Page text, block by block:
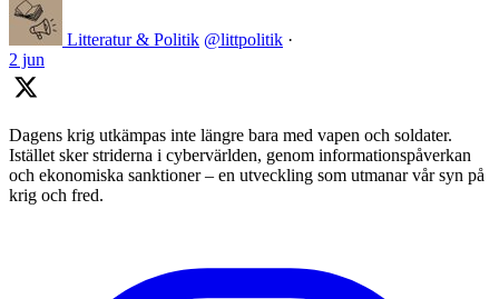
Litteratur & Politik @littpolitik ·
2 jun
Dagens krig utkämpas inte längre bara med vapen och soldater.
Istället sker striderna i cybervärlden, genom informationspåverkan
och ekonomiska sanktioner – en utveckling som utmanar vår syn på
krig och fred.